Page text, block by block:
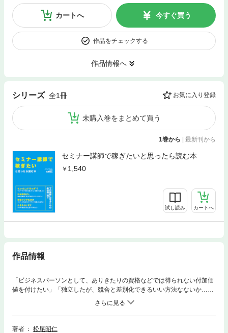
カートへ 今すぐ買う
作品をチェックする
作品情報へ
シリーズ 全1冊 お気に入り登録
未購入巻をまとめて買う
1巻から | 最新刊から
セミナー講師で稼ぎたいと思ったら読む本
1,540
試し読み カートへ
作品情報
「ビジネスパーソンとして、ありきたりの資格などでは得られない付加価
値を付けたい」「独立したが、競合と差別化できるいい方法なないか…」
「どうしたら見込み客を無理なく囲い込めるだろうか…」そんな課題を感
じているあなた、「セミナー講師」という選択肢を考えてみませんか？
「自分がセミナーを主催できるなんて…」というあなたにこそ、読んでい
ただきたい１冊です。著者の松尾先生は、“売れっ子セミナー講師”を世に
著者
松尾昭仁